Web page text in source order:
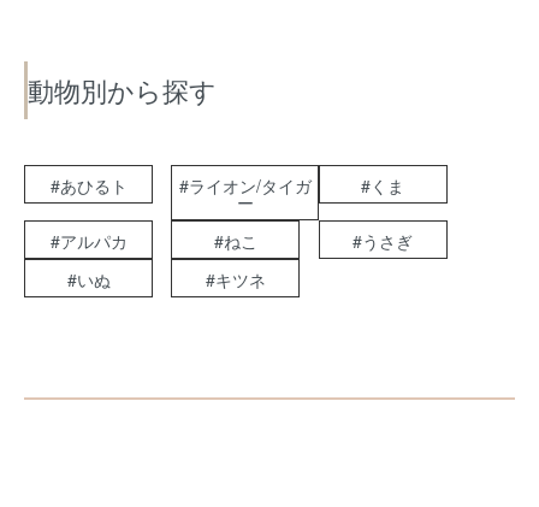
動物別から探す
#あひるト #ライオン/タイガ
ー
#くま
#アルパカ #ねこ
#うさぎ
#いぬ
#キツネ